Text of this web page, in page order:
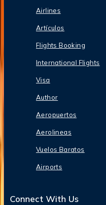
Airlines
Artículos
Flights Booking
International Flights
Visa
Author
Aeropuertos
Aerolineas
Vuelos Baratos
Airports
Connect With Us